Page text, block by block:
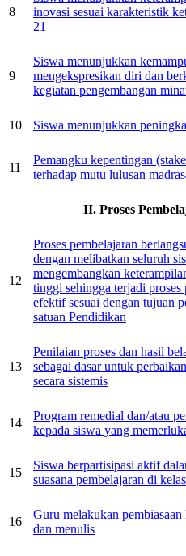
8
inovasi sesuai karakteristik
21
9
Siswa menunjukkan
mengekspresikan diri dan
kegiatan pengembangan
10 Siswa menunjukkan
11
Pemangku kepentingan
terhadap mutu lulusan
II. Proses
12
Proses pembelajaran
dengan melibatkan seluruh
mengembangkan
tinggi sehingga terjadi proses
efektif sesuai dengan tujuan
satuan Pendidikan
13
Penilaian proses dan hasil
sebagai dasar untuk
secara sistemis
14
Program remedial dan/atau
kepada siswa yang
15
Siswa berpartisipasi aktif
suasana pembelajaran di
16
Guru melakukan pembiasaan
dan menulis